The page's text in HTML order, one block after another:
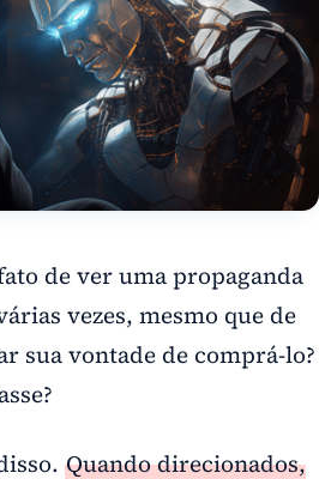
de ver uma propaganda
vezes, mesmo que de
sua vontade de comprá-lo?
Quando direcionados,